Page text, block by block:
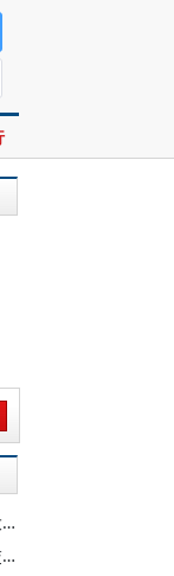
陈文玲：中国人工智能发展正在迈向七大跃迁
陈文玲：努力扩大中美经贸合作的利益交汇点——相向而行 在博弈中实现共生